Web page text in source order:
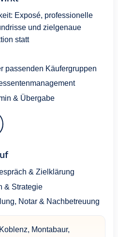
Exposé, professionelle
und zielgenaue
statt
passenden Käufergruppen
& Übergabe
& Zielklärung
& Strategie
Notar & Nachbetreuung
Koblenz, Montabaur,